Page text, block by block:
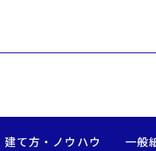
建て方・ノウハウ 一般